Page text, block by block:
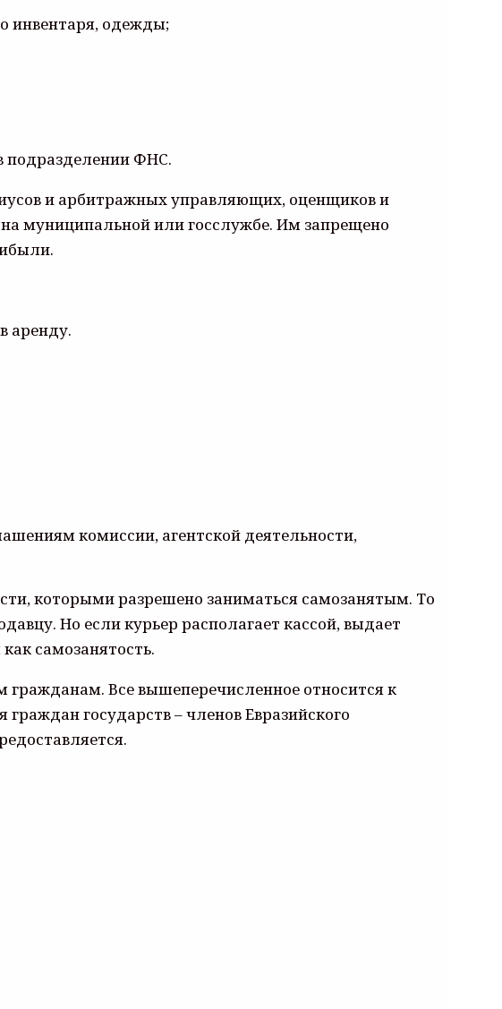
инвентаря, одежды;
подразделении ФНС.
и арбитражных управляющих, оценщиков и
муниципальной или госслужбе. Им запрещено
аренду.
комиссии, агентской деятельности,
которыми разрешено заниматься самозанятым. То
Но если курьер располагает кассой, выдает
самозанятость.
гражданам. Все вышеперечисленное относится к
государств – членов Евразийского